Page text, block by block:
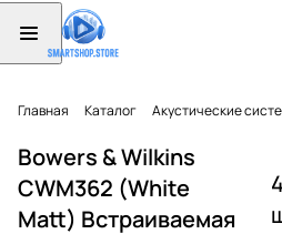
Главная Каталог Акустические
Bowers & Wilkins
CWM362 (White
Matt) Встраиваемая